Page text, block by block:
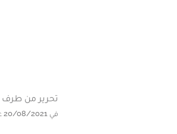
تحرير من طرف
في 20/08/2021 على الساعة 19:00